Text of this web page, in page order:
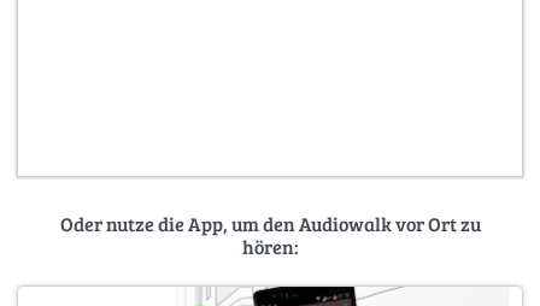
Oder nutze die App, um den Audiowalk vor Ort zu
hören: